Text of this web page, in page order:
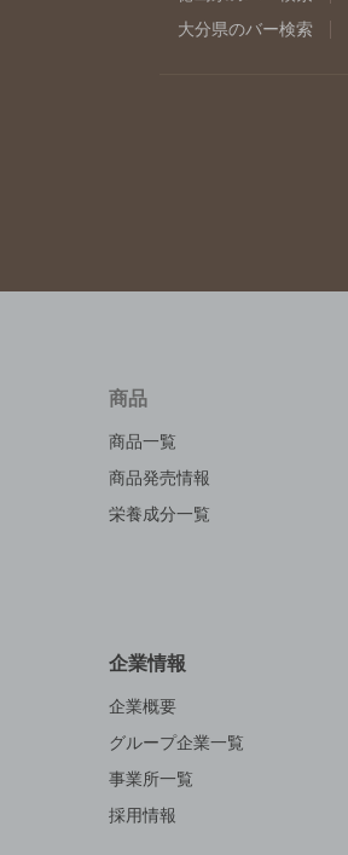
大分県のバー検索
商品
商品一覧
商品発売情報
栄養成分一覧
企業情報
企業概要
グループ企業一覧
事業所一覧
採用情報